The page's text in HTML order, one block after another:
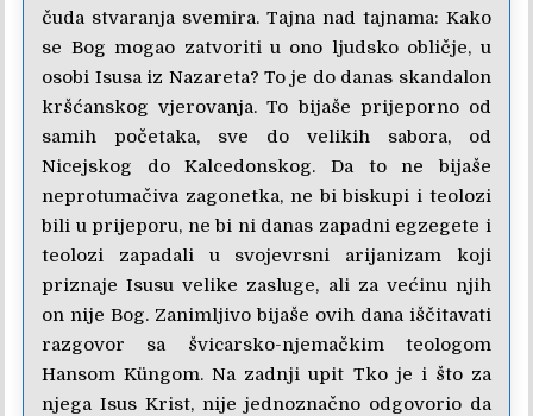
čuda stvaranja svemira. Tajna nad tajnama: Kako
se Bog mogao zatvoriti u ono ljudsko obličje, u
osobi Isusa iz Nazareta? To je do danas skandalon
kršćanskog vjerovanja. To bijaše prijeporno od
samih početaka, sve do velikih sabora, od
Nicejskog do Kalcedonskog. Da to ne bijaše
neprotumačiva zagonetka, ne bi biskupi i teolozi
bili u prijeporu, ne bi ni danas zapadni egzegete i
teolozi zapadali u svojevrsni arijanizam koji
priznaje Isusu velike zasluge, ali za većinu njih
on nije Bog. Zanimljivo bijaše ovih dana iščitavati
razgovor sa švicarsko-njemačkim teologom
Hansom Küngom. Na zadnji upit Tko je i što za
njega Isus Krist, nije jednoznačno odgovorio da